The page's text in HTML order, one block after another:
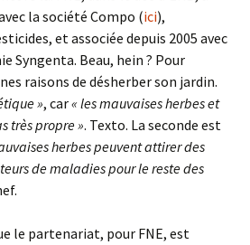
la société Compo (ici),
et associée depuis 2005 avec
Syngenta. Beau, hein ? Pour
raisons de désherber son jardin.
», car« les mauvaises herbes et
très propre ». Texto. La seconde est
herbes peuvent attirer des
de maladies pour le reste des
le partenariat, pour FNE, est